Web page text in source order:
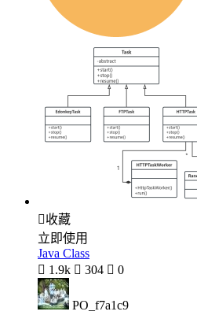
收藏
立即使用
Java Class
 1.9k  304  0
PO_f7a1c9